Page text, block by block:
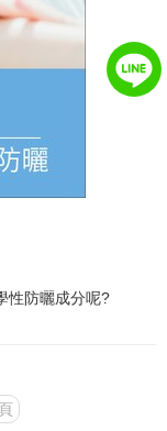
性防曬成分呢?